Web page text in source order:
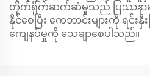
တိုက်ရိုက်ဆက်ဆံမှုသည် ပြဿနာမျာ
နိုင်စေပြီး ကေဘာင်းများကို ရင်
ကျေနပ်မှုကို သေချာစေပါသည်။